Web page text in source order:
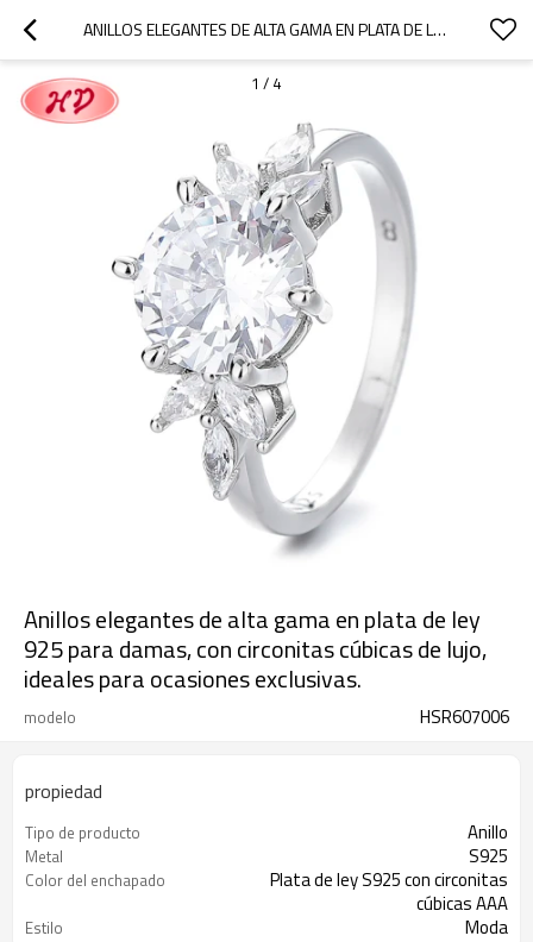
ANILLOS ELEGANTES DE ALTA GAMA EN PLATA DE LEY 925 PARA DAMAS, CON CIRCONITAS CÚBICAS DE LUJO, IDEALES PARA OCASIONES EXCLUSIVAS.
1 / 4
Anillos elegantes de alta gama en plata de ley
925 para damas, con circonitas cúbicas de lujo,
ideales para ocasiones exclusivas.
modelo HSR607006
propiedad
Tipo de producto Anillo
Metal S925
Color del enchapado
Plata de ley S925 con circonitas
cúbicas AAA
Estilo Moda